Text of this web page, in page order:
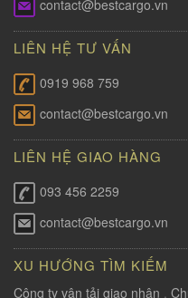
contact@bestcargo.vn
LIÊN HỆ TƯ VẤN
0919 968 759
contact@bestcargo.vn
LIÊN HỆ GIAO HÀNG
093 456 2259
contact@bestcargo.vn
XU HƯỚNG TÌM KIẾM
Công ty vận tải giao nhận ,